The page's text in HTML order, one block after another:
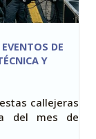
DE
Y
callejeras
del mes de